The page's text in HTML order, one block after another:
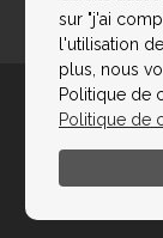
sur "j'ai
l'utilisation
plus, nous
Politique de
Politique de
©